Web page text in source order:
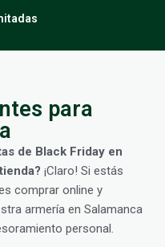
para
de Black Friday en
¡Claro! Si estás
comprar online y
armería en Salamanca
personal.